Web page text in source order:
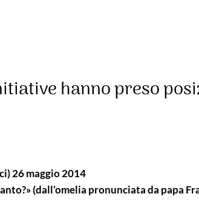
hanno preso
26 maggio 2014
(dall’omelia pronunciata da papa